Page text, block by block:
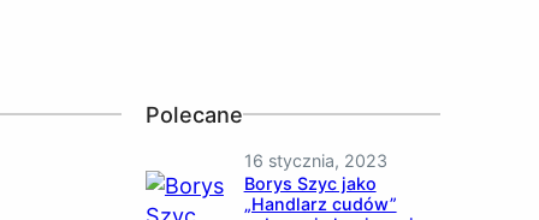
Polecane
16 stycznia, 2023
Borys Szyc jako
„Handlarz cudów”